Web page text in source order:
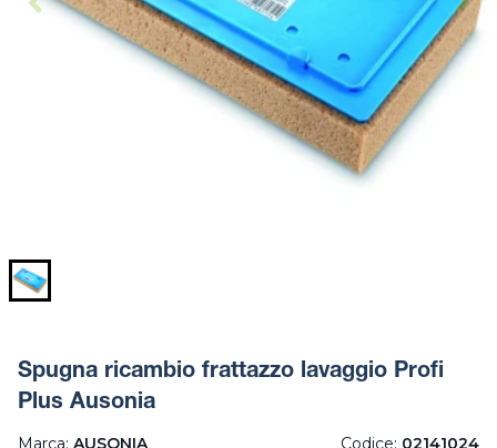
Spugna ricambio frattazzo lavaggio Profi
Plus Ausonia
Marca: AUSONIA Codice: 02141024